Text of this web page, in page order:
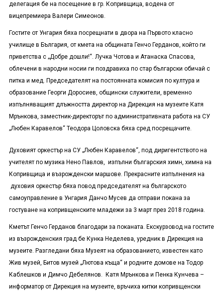
делегация бе на посещение в гр. Копривщица, водена от
вицепремиера Валери Симеонов.
Гостите от Унгария бяха посрещнати в двора на Първото класно
училище в България, от кмета на общината Генчо Герданов, който ги
приветства с „Добре дошли!“. Лучка Чотова и Атанаска Спасова,
облечени в народни носии ги поздравиха по стар български обичай с
питка и мед. Председателят на постоянната комисия по култура и
образование Георги Доросиев, общински служители, временно
изпълняващият длъжността директор на Дирекция на музеите Катя
Мрънкова, заместник-директорът по административната работа на СУ
„Любен Каравелов“ Теодора Цоловска бяха сред посрещачите.
Духовият оркестър на СУ „Любен Каравелов“, под диригентството на
учителят по музика Нено Павлов, изпълни българския химн, химна на
Копривщица и възрожденски маршове. Прекрасните изпълнения на
духовия оркестър бяха повод председателят на българското
самоуправление в Унгария Данчо Мусев да отправи покана за
гостуване на копривщенските младежи за 3 март през 2018 година.
Кметът Генчо Герданов благодари за поканата. Екскурзовод на гостите
из възрожденския град бе Кунка Неделева, уредник в Дирекция на
музеите. Разгледани бяха Музеят на образованието, известен като
Жив музей, Битов музей „Лютова къща“ и родните домове на Тодор
Каблешков и Димчо Дебелянов. Катя Мрънкова и Пенка Кунчева –
информатор от Дирекция на музеите, връчиха китки копривщенски